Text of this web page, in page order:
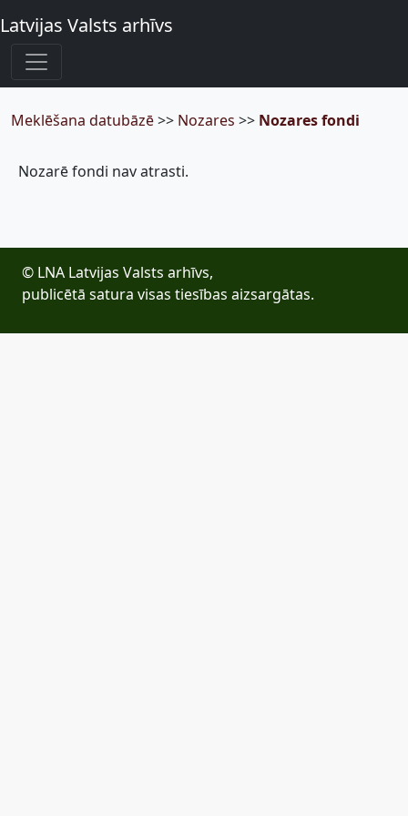
Latvijas Valsts arhīvs
Meklēšana datubāzē>> Nozares >> Nozares fondi
Nozarē fondi nav atrasti.
© LNA Latvijas Valsts arhīvs,
publicētā satura visas tiesības aizsargātas.